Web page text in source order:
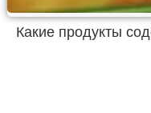
Какие продукты